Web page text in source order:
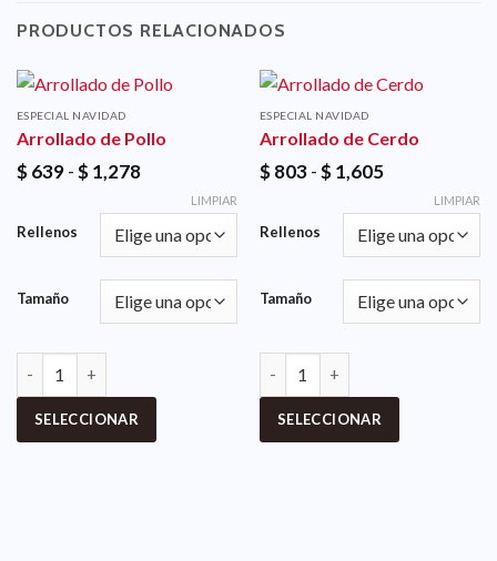
PRODUCTOS RELACIONADOS
ESPECIAL NAVIDAD
Arrollado de Pollo
$639 -$1,278
Rellenos
Tamaño
LIMPIAR
SELECCIONAR
ESPECIAL NAVIDAD
Arrollado de Cerdo
$803 -$1,605
Rellenos
Tamaño
LIMPIAR
SELECCIONAR